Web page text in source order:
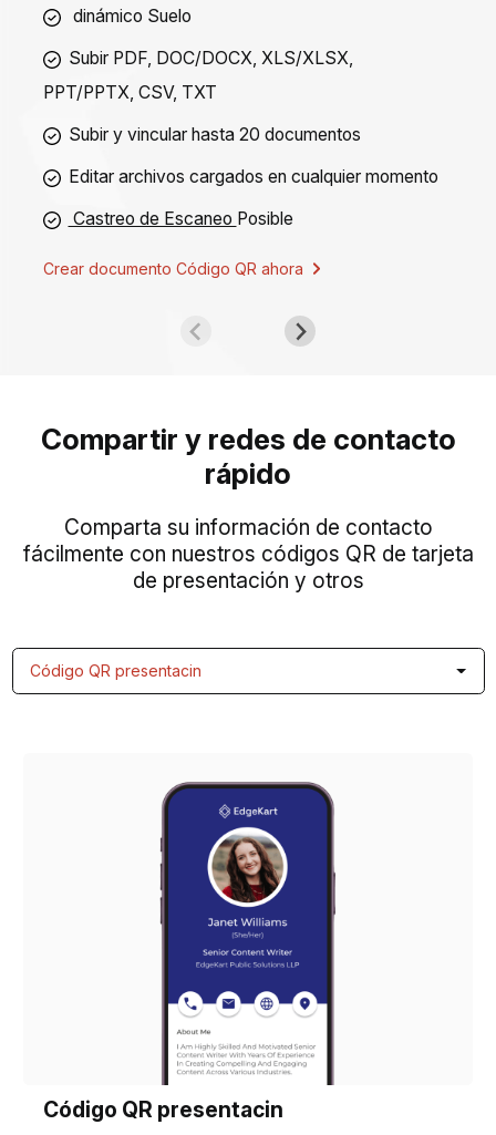
dinámico Suelo
Subir PDF, DOC/DOCX, XLS/XLSX,
PPT/PPTX, CSV, TXT
Subir y vincular hasta 20 documentos
Editar archivos cargados en cualquier momento
Castreo de Escaneo Posible
Crear documento Código QR ahora
Compartir y redes de contacto
rápido
Comparta su información de contacto
fácilmente con nuestros códigos QR de tarjeta
de presentación y otros
Código QR presentacin
Código QR presentacin